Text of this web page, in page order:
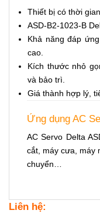
Thiết bị có thời
ASD-B2-1023-B
Khả năng đáp
cao.
Kích thước nhỏ
và bảo trì.
Giá thành hợp lý,
Ứng dụng AC
AC Servo Delta
cắt, máy cưa, máy
chuyển…
Liên hệ: